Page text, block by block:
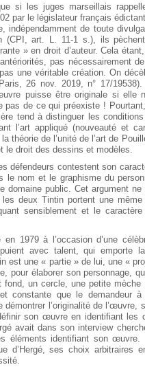
si les juges marseillais
par le législateur français
indépendamment de toute
art. L. 11-1 s.), ils
» en droit d’auteur. Cela
pas nécessairement
une véritable création. On
26 nov. 2019, n° 17/
puisse être originale si elle
pas de ce qui préexiste !
tend à distinguer les
l’art appliqué (nouveauté et
théorie de l’unité de l’art de
le droit des dessins et modèles.
défendeurs contestent son
le nom et le graphisme du
domaine public. Cet argument
deux Tintin portent une
sensiblement et le caractère
en 1979 à l’occasion d’une
avec talent, qui emporte
est une « partie » de lui, une «
pour élaborer son personnage,
un cercle, une petite mèche
constante que le demandeur
l’originalité de l’œuvre,
son œuvre en identifiant les
avait dans son interview
éléments identifiant son œuvre.
d’Hergé, ses choix arbitraires